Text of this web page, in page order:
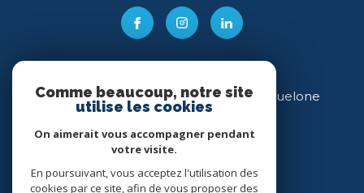
Direct Immobilier Villeneuve-lès-Maguelone
04 99 54 11 43
34 place des Héros
34750
villeneuve-lès-maguelone
Comme beaucoup, notre site
utilise les cookies
On aimerait vous accompagner pendant
votre visite.
En poursuivant, vous acceptez l'utilisation des
cookies par ce site, afin de vous proposer des